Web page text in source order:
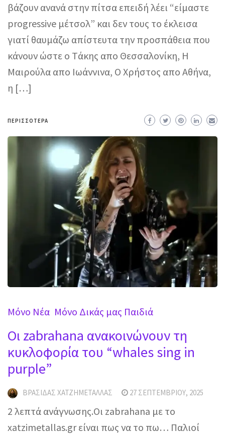
βάζουν ανανά στην πίτσα επειδή λέει “είμαστε
progressive μέτσολ” και δεν τους το έκλεισα
γιατί θαυμάζω απίστευτα την προσπάθεια που
κάνουν ώστε o Tάκης απο Θεσσαλονίκη, Η
Μαιρούλα απο Ιωάννινα, Ο Χρήστος απο Αθήνα,
η […]
ΠΕΡΙΣΣΌΤΕΡΑ
Mόνο Νέα Μόνο Δικάς μας Παιδιά
Οι zabrahana ανακοινώνουν τη
κυκλοφορία του “whales sing in
purple”
ΒΡΑΣΊΔΑΣ ΧΑΤΖΗΜΕΤΑΛΛΆΣ 27 ΣΕΠΤΕΜΒΡΊΟΥ, 2025
2 λεπτά ανάγνωσης.Οι zabrahana με το
xatzimetallas.gr είναι πως να το πω… Παλιοί